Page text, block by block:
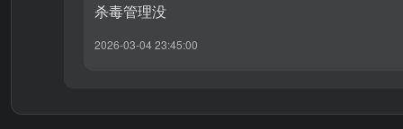
杀毒管理没
2026-03-04 23:45:00